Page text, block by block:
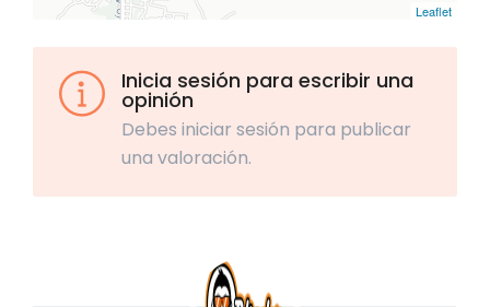
Leaflet
Inicia sesión para escribir una
opinión
Debes iniciar sesión para publicar
una valoración.